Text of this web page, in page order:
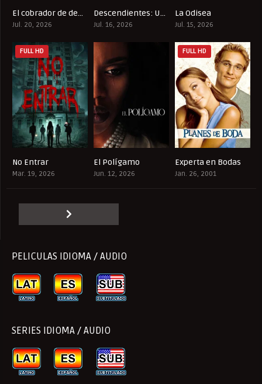
0
El cobrador de deudas
Jul. 20, 2026
0
Descendientes: Un malvado País de las Maravillas
Jul. 16, 2026
La Odisea
Jul. 15, 2026
FULL HD
No Entrar
Mar. 19, 2026
El Polígamo
Jun. 12, 2026
5.4
FULL HD
Experta en Bodas
Jan. 26, 2001
PELICULAS IDIOMA / AUDIO
SERIES IDIOMA / AUDIO